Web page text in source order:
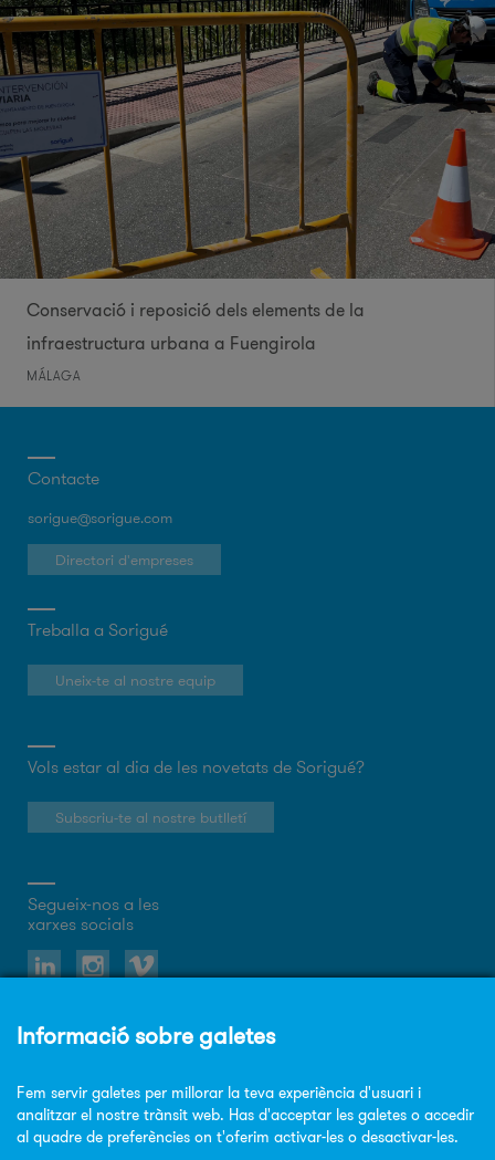
Conservació i reposició dels elements de la
infraestructura urbana a Fuengirola
MÁLAGA
Contacte
sorigue@sorigue.com
Directori d'empreses
Treballa a Sorigué
Uneix-te al nostre equip
Vols estar al dia de les novetats de Sorigué?
Subscriu-te al nostre butlletí
Segueix-nos a les
xarxes socials
Política de privacitat
Política de cookies